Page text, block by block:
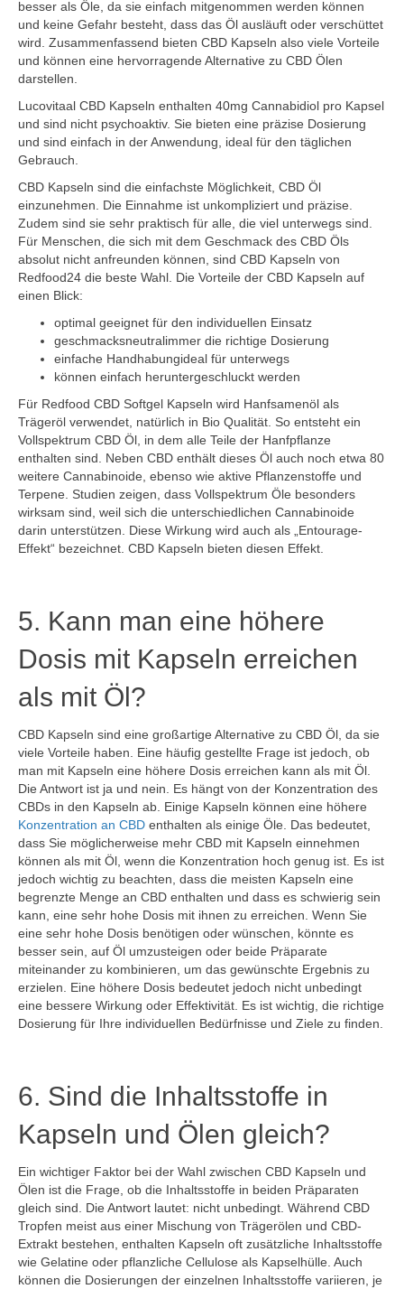
besser als Öle, da sie einfach mitgenommen werden können
und keine Gefahr besteht, dass das Öl ausläuft oder verschüttet
wird. Zusammenfassend bieten CBD Kapseln also viele Vorteile
und können eine hervorragende Alternative zu CBD Ölen
darstellen.
Lucovitaal CBD Kapseln enthalten 40mg Cannabidiol pro Kapsel
und sind nicht psychoaktiv. Sie bieten eine präzise Dosierung
und sind einfach in der Anwendung, ideal für den täglichen
Gebrauch.
CBD Kapseln sind die einfachste Möglichkeit, CBD Öl
einzunehmen. Die Einnahme ist unkompliziert und präzise.
Zudem sind sie sehr praktisch für alle, die viel unterwegs sind.
Für Menschen, die sich mit dem Geschmack des CBD Öls
absolut nicht anfreunden können, sind CBD Kapseln von
Redfood24 die beste Wahl. Die Vorteile der CBD Kapseln auf
einen Blick:
optimal geeignet für den individuellen Einsatz
geschmacksneutralimmer die richtige Dosierung
einfache Handhabungideal für unterwegs
können einfach heruntergeschluckt werden
Für Redfood CBD Softgel Kapseln wird Hanfsamenöl als
Trägeröl verwendet, natürlich in Bio Qualität. So entsteht ein
Vollspektrum CBD Öl, in dem alle Teile der Hanfpflanze
enthalten sind. Neben CBD enthält dieses Öl auch noch etwa 80
weitere Cannabinoide, ebenso wie aktive Pflanzenstoffe und
Terpene. Studien zeigen, dass Vollspektrum Öle besonders
wirksam sind, weil sich die unterschiedlichen Cannabinoide
darin unterstützen. Diese Wirkung wird auch als „Entourage-
Effekt“ bezeichnet. CBD Kapseln bieten diesen Effekt.
5. Kann man eine höhere
Dosis mit Kapseln erreichen
als mit Öl?
CBD Kapseln sind eine großartige Alternative zu CBD Öl, da sie
viele Vorteile haben. Eine häufig gestellte Frage ist jedoch, ob
man mit Kapseln eine höhere Dosis erreichen kann als mit Öl.
Die Antwort ist ja und nein. Es hängt von der Konzentration des
CBDs in den Kapseln ab. Einige Kapseln können eine höhere
Konzentration an CBD enthalten als einige Öle. Das bedeutet,
dass Sie möglicherweise mehr CBD mit Kapseln einnehmen
können als mit Öl, wenn die Konzentration hoch genug ist. Es ist
jedoch wichtig zu beachten, dass die meisten Kapseln eine
begrenzte Menge an CBD enthalten und dass es schwierig sein
kann, eine sehr hohe Dosis mit ihnen zu erreichen. Wenn Sie
eine sehr hohe Dosis benötigen oder wünschen, könnte es
besser sein, auf Öl umzusteigen oder beide Präparate
miteinander zu kombinieren, um das gewünschte Ergebnis zu
erzielen. Eine höhere Dosis bedeutet jedoch nicht unbedingt
eine bessere Wirkung oder Effektivität. Es ist wichtig, die richtige
Dosierung für Ihre individuellen Bedürfnisse und Ziele zu finden.
6. Sind die Inhaltsstoffe in
Kapseln und Ölen gleich?
Ein wichtiger Faktor bei der Wahl zwischen CBD Kapseln und
Ölen ist die Frage, ob die Inhaltsstoffe in beiden Präparaten
gleich sind. Die Antwort lautet: nicht unbedingt. Während CBD
Tropfen meist aus einer Mischung von Trägerölen und CBD-
Extrakt bestehen, enthalten Kapseln oft zusätzliche Inhaltsstoffe
wie Gelatine oder pflanzliche Cellulose als Kapselhülle. Auch
können die Dosierungen der einzelnen Inhaltsstoffe variieren, je